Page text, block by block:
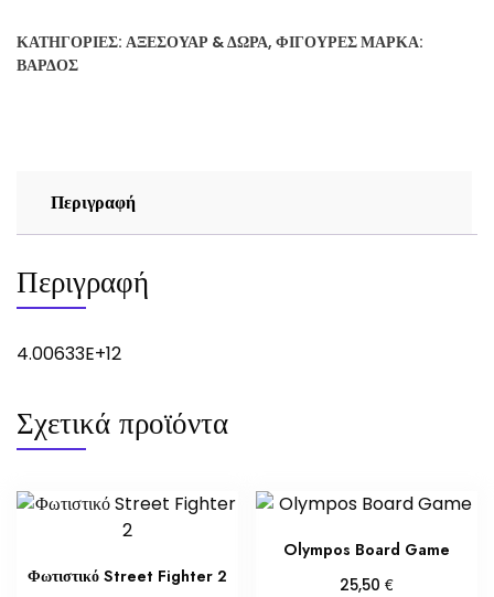
ΚΑΤΗΓΟΡΊΕΣ: ΑΞΕΣΟΥΆΡ & ΔΏΡΑ, ΦΙΓΟΎΡΕΣΜΆΡΚΑ:
ΒΆΡΔΟΣ
Περιγραφή
Περιγραφή
4.00633E+12
Σχετικά προϊόντα
Φωτιστικό Street Fighter 2
Olympos Board Game
25,50€